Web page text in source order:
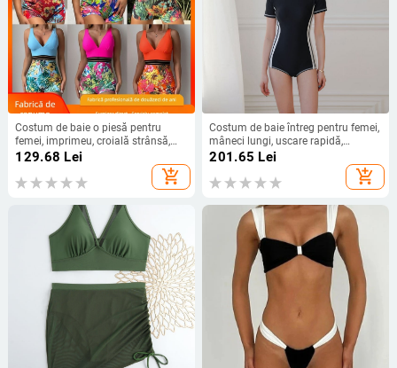
Costum de baie o piesă pentru
femei, imprimeu, croială strânsă,
pernute pentru bust fără armături
metalice, poliester 82%, căptușeală
poliester
129.68 Lei
add_shopping_cart
Costum de baie întreg pentru femei,
mâneci lungi, uscare rapidă,
material din nailon cu 82%
spandex, căptușeală din poliester-
spandex 18%, burete pentru bust,
201.65 Lei
add_shopping_cart